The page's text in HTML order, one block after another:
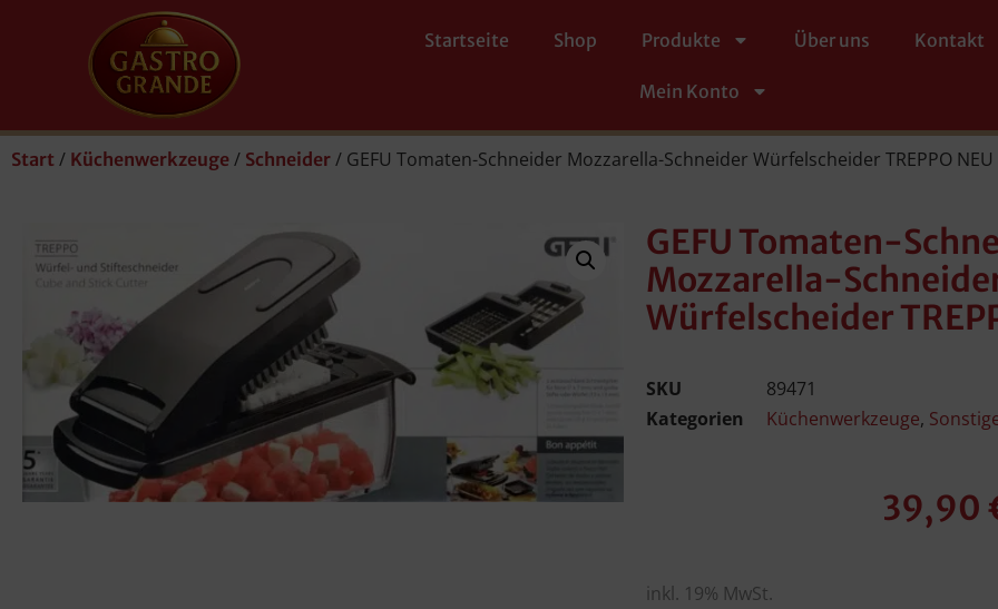
Startseite Shop Produkte Über uns Kontakt
Mein Konto
Start / Küchenwerkzeuge / Schneider / GEFU Tomaten-Schneider Mozzarella-Schneider Würfelscheider TREPPO NEU
GEFU Tomaten-
Mozzarella-
Würfelscheider
SKU
89471
Kategorien
Küchenwerkzeuge,
39,90
inkl. 19% MwSt.